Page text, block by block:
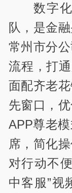
数字
队，是金
常州市分
流程，打
面配齐老
先窗口，
APP尊老
席，简化
对行动不
中客服”视